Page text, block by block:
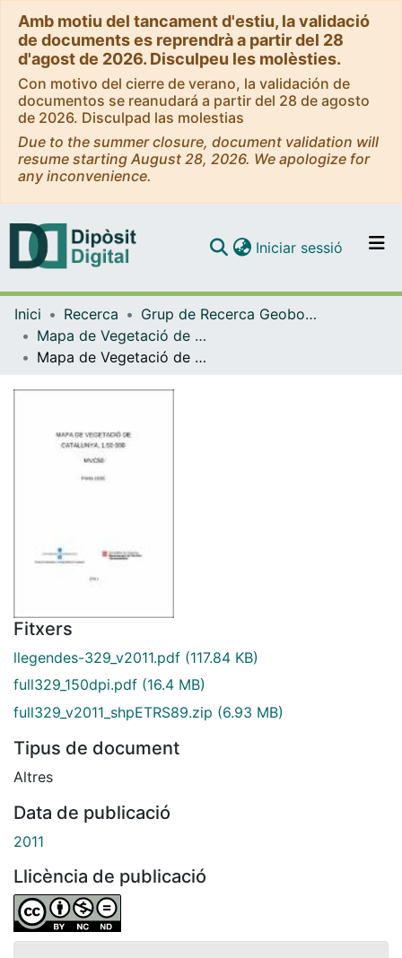
Amb motiu del tancament d'estiu, la validació
de documents es reprendrà a partir del 28
d'agost de 2026. Disculpeu les molèsties.
Con motivo del cierre de verano, la validación de
documentos se reanudará a partir del 28 de agosto
de 2026. Disculpad las molestias
Due to the summer closure, document validation will
resume starting August 28, 2026. We apologize for
any inconvenience.
Navega per tot el DD
Iniciar sessió (current)
Inici Recerca
Grup de Recerca Geobotànica i Cartografia de la Vegetació (GEOVEG)
Mapa de Vegetació de Catalunya 1:50.000 (MVC50) (Grup de Geobotànica i Cartografia de la Vegetació (GEOVEG))
Mapa de Vegetació de Catalunya 1:50.000 (MVC50). Full 329 (Ponts)
Fitxers
llegendes-329_v2011.pdf (117.84 KB)
full329_150dpi.pdf (16.4 MB)
full329_v2011_shpETRS89.zip (6.93 MB)
Tipus de document
Altres
Data de publicació
2011
Llicència de publicació